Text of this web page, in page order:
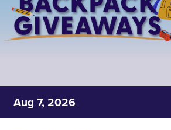
Aug 7, 2026